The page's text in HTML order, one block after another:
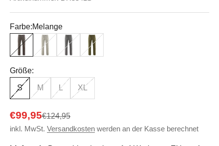
Farbe:Melange
MelangeNatur-KariertTaupe-KariertPeat-Kariert
Größe:
S M L XL
Angebot
€99,95Regulärer Preis
€124,95
inkl. MwSt. Versandkosten werden an der Kasse berechnet